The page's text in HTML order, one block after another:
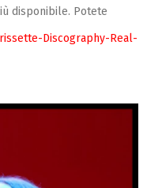
disponibile. Potete
Discography-Real-